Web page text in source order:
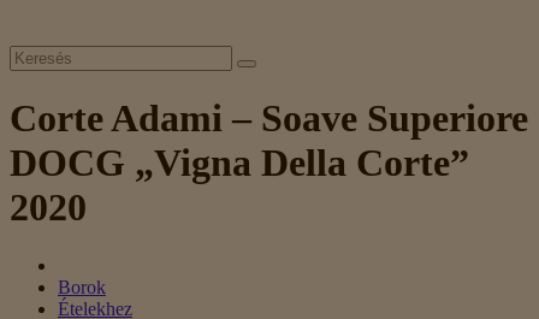
Corte Adami – Soave Superiore
DOCG „Vigna Della Corte”
2020
Borok
Ételekhez